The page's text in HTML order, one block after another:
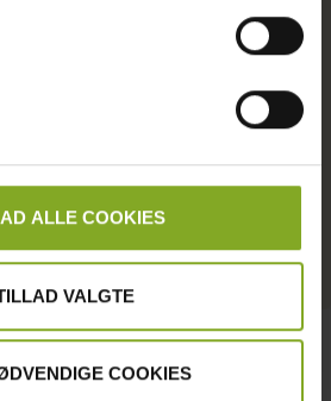
ALLE COOKIES
VALGTE
COOKIES